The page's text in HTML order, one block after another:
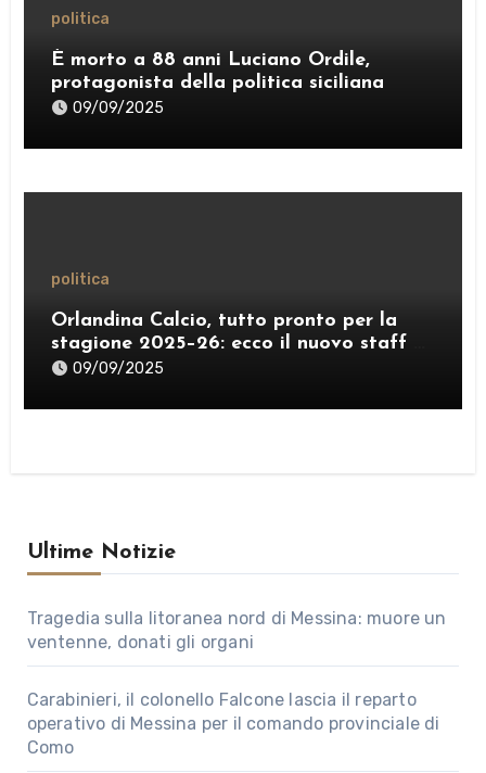
politica
È morto a 88 anni Luciano Ordile,
protagonista della politica siciliana
09/09/2025
politica
Orlandina Calcio, tutto pronto per la
stagione 2025–26: ecco il nuovo staff e
lo sponsor internazionale
09/09/2025
Ultime Notizie
Tragedia sulla litoranea nord di Messina: muore un
ventenne, donati gli organi
Carabinieri, il colonello Falcone lascia il reparto
operativo di Messina per il comando provinciale di
Como